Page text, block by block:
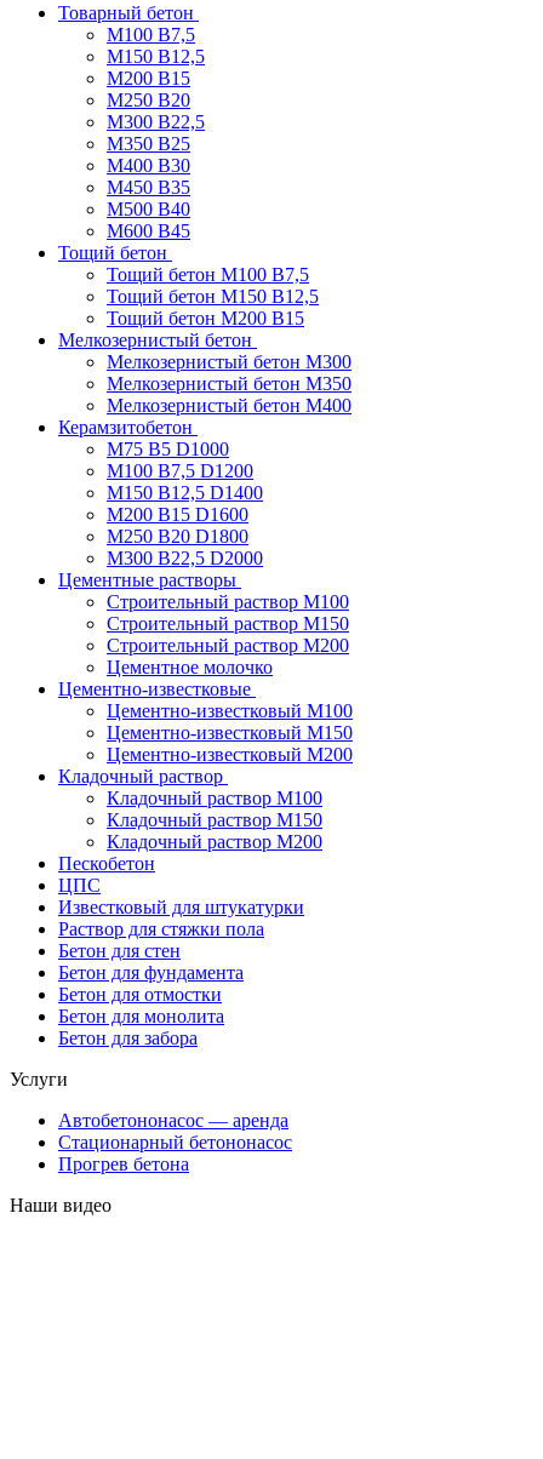
Товарный бетон
М100 В7,5
М150 В12,5
М200 В15
М250 В20
М300 В22,5
М350 В25
М400 В30
М450 В35
М500 В40
М600 В45
Тощий бетон
Тощий бетон М100 В7,5
Тощий бетон М150 В12,5
Тощий бетон М200 В15
Мелкозернистый бетон
Мелкозернистый бетон М300
Мелкозернистый бетон М350
Мелкозернистый бетон М400
Керамзитобетон
М75 В5 D1000
М100 В7,5 D1200
М150 В12,5 D1400
М200 В15 D1600
М250 В20 D1800
М300 В22,5 D2000
Цементные растворы
Строительный раствор М100
Строительный раствор М150
Строительный раствор М200
Цементное молочко
Цементно-известковые
Цементно-известковый М100
Цементно-известковый М150
Цементно-известковый М200
Кладочный раствор
Кладочный раствор М100
Кладочный раствор М150
Кладочный раствор М200
Пескобетон
ЦПС
Известковый для штукатурки
Раствор для стяжки пола
Бетон для стен
Бетон для фундамента
Бетон для отмостки
Бетон для монолита
Бетон для забора
Услуги
Автобетононасос — аренда
Стационарный бетононасос
Прогрев бетона
Наши видео